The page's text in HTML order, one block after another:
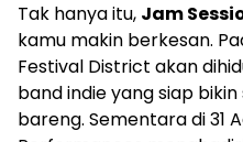
Tak hanya itu, Jam
kamu makin berkesan.
Festival District akan
band indie yang siap
bareng. Sementara di 31